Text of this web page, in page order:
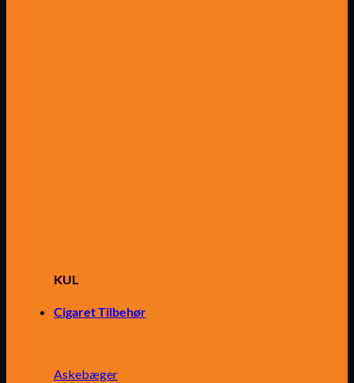
KUL
Cigaret Tilbehør
Askebæger